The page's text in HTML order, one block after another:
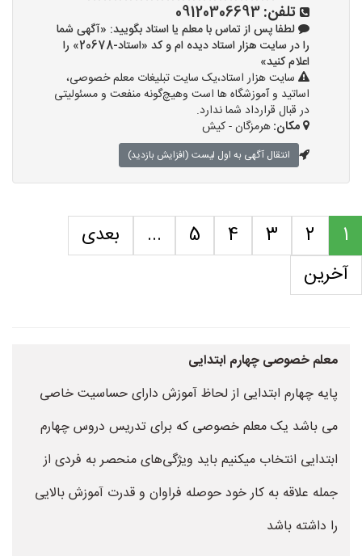
تلفن:09120306693
لطفا پس از تماس با معلم یا استاد بگویید: «آگهی شما
را در سایت هزار استاد دیده ام و کد «استاد-20678» را
اعلام کنید»
سایت هزار استاد،یک سایت تبلیغات معلم خصوصی،
اساتید و آموزشگاه ها است وهیچ‌گونه منفعت و مسئولیتی
در قبال قرارداد شما ندارد.
مکان:هرمزگان - کیش
انتقال آگهی به اول لیست (افزایش بازدید)
1
2
3
4
5
...
بعدی
آخرین
معلم خصوصی چهارم ابتدایی
پایه چهارم ابتدایی از لحاظ آموزش دارای حساسیت خاصی
می باشد یک معلم خصوصی که برای تدریس دروس چهارم
ابتدایی انتخاب میکنیم باید ویژگی‌های منحصر به فردی از
جمله علاقه به کار خود حوصله فراوان و قدرت آموزش بالایی
را داشته باشد